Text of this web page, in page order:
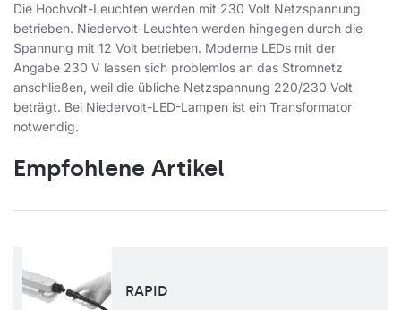
Die Hochvolt-Leuchten werden mit 230 Volt Netzspannung
betrieben. Niedervolt-Leuchten werden hingegen durch die
Spannung mit 12 Volt betrieben. Moderne LEDs mit der
Angabe 230 V lassen sich problemlos an das Stromnetz
anschließen, weil die übliche Netzspannung 220/230 Volt
beträgt. Bei Niedervolt-LED-Lampen ist ein Transformator
notwendig.
Empfohlene Artikel
RAPID